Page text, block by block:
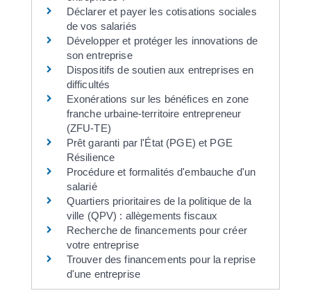
Déclarer et payer les cotisations sociales
de vos salariés
Développer et protéger les innovations de
son entreprise
Dispositifs de soutien aux entreprises en
difficultés
Exonérations sur les bénéfices en zone
franche urbaine-territoire entrepreneur
(ZFU-TE)
Prêt garanti par l'État (PGE) et PGE
Résilience
Procédure et formalités d'embauche d'un
salarié
Quartiers prioritaires de la politique de la
ville (QPV) : allègements fiscaux
Recherche de financements pour créer
votre entreprise
Trouver des financements pour la reprise
d'une entreprise